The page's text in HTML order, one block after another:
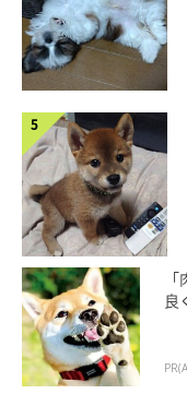
＠VMuESAPpR90SVlr
構ってもらいたいとき
良